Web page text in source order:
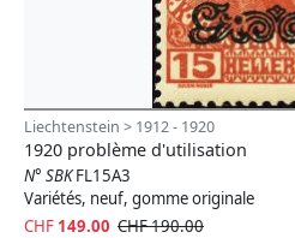
Liechtenstein > 1912 - 1920
1920 problème d'utilisation
N° SBKFL15A3
Variétés, neuf, gomme originale
CHF 149.00 CHF 190.00